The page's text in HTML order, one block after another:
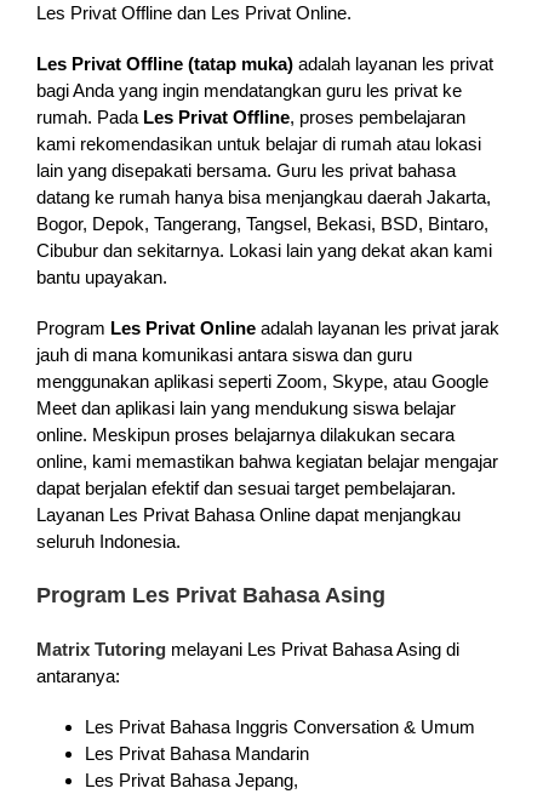
Les Privat Offline dan Les Privat Online.
Les Privat Offline (tatap muka) adalah layanan les privat
bagi Anda yang ingin mendatangkan guru les privat ke
rumah. Pada Les Privat Offline, proses pembelajaran
kami rekomendasikan untuk belajar di rumah atau lokasi
lain yang disepakati bersama. Guru les privat bahasa
datang ke rumah hanya bisa menjangkau daerah Jakarta,
Bogor, Depok, Tangerang, Tangsel, Bekasi, BSD, Bintaro,
Cibubur dan sekitarnya. Lokasi lain yang dekat akan kami
bantu upayakan.
Program Les Privat Online adalah layanan les privat jarak
jauh di mana komunikasi antara siswa dan guru
menggunakan aplikasi seperti Zoom, Skype, atau Google
Meet dan aplikasi lain yang mendukung siswa belajar
online. Meskipun proses belajarnya dilakukan secara
online, kami memastikan bahwa kegiatan belajar mengajar
dapat berjalan efektif dan sesuai target pembelajaran.
Layanan Les Privat Bahasa Online dapat menjangkau
seluruh Indonesia.
Program Les Privat Bahasa Asing
Matrix Tutoring melayani Les Privat Bahasa Asing di
antaranya:
Les Privat Bahasa Inggris Conversation & Umum
Les Privat Bahasa Mandarin
Les Privat Bahasa Jepang,